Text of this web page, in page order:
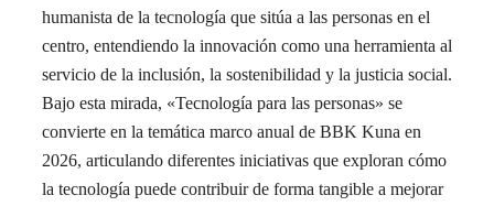
humanista de la tecnología que sitúa a las personas en el
centro, entendiendo la innovación como una herramienta al
servicio de la inclusión, la sostenibilidad y la justicia social.
Bajo esta mirada, «Tecnología para las personas» se
convierte en la temática marco anual de BBK Kuna en
2026, articulando diferentes iniciativas que exploran cómo
la tecnología puede contribuir de forma tangible a mejorar